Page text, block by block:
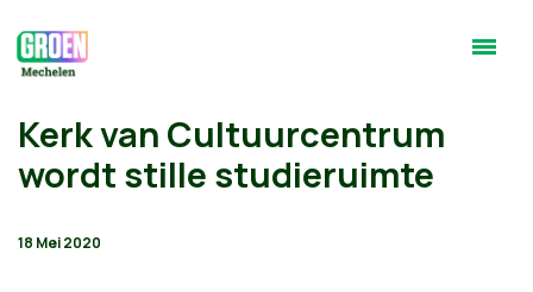
Kerk van Cultuurcentrum
wordt stille studieruimte
18 Mei 2020